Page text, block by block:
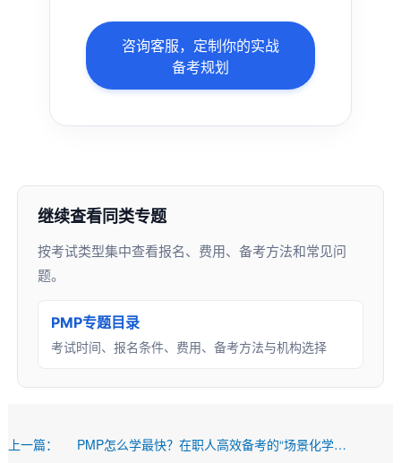
咨询客服，定制你的实战
备考规划
继续查看同类专题
按考试类型集中查看报名、费用、备考方法和常见问
题。
PMP专题目录
考试时间、报名条件、费用、备考方法与机构选择
上一篇：
PMP怎么学最快？在职人高效备考的“场景化学习”法则